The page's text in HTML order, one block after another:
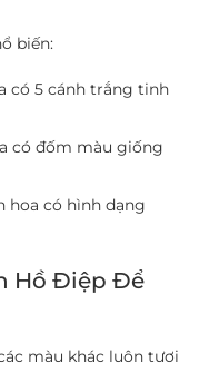
biến:
có 5 cánh trắng tinh
có đốm màu giống
hoa có hình dạng
Hồ Điệp Để
màu khác luôn tươi